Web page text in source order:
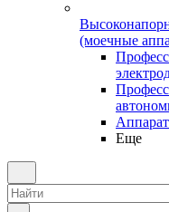
(моечные
Еще